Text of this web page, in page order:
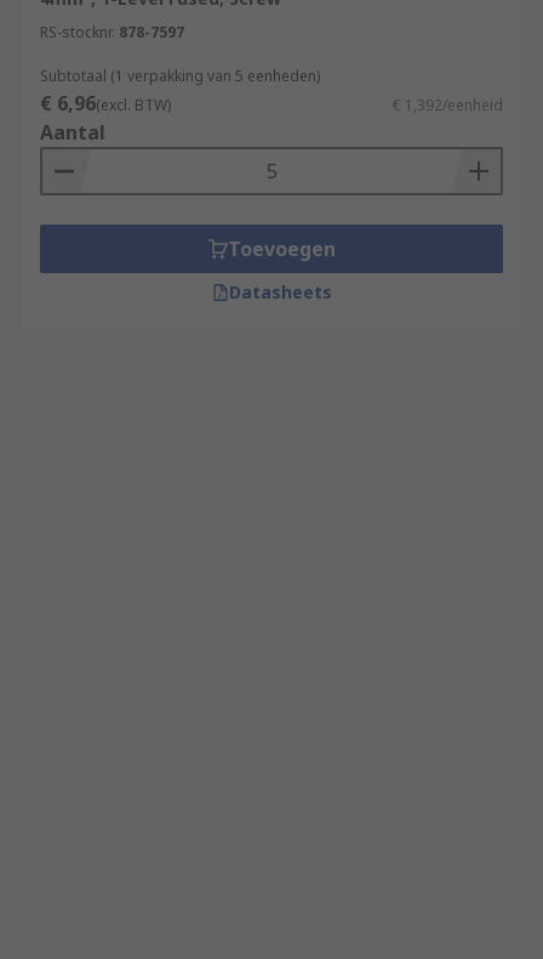
RS-stocknr. 878-7597
Subtotaal (1 verpakking van 5 eenheden)
€ 6,96(excl. BTW) € 1,392/eenheid
Aantal
Toevoegen
Datasheets